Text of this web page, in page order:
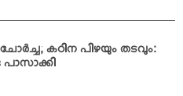
കഠിന പിഴയും തടവും: